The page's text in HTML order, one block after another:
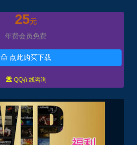
25元
年费会员免费
 点此购买下载
 QQ在线咨询